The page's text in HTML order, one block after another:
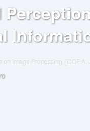
Network
on Image Processing, [CCF A,